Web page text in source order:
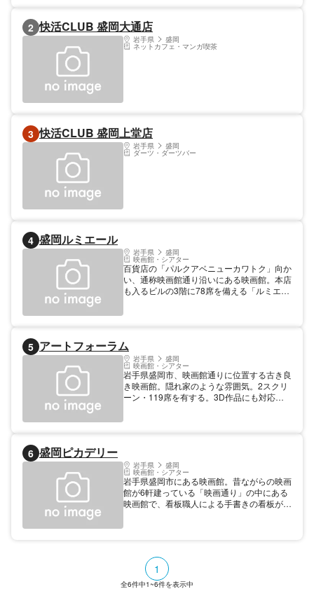
2 快活CLUB 盛岡大通店
岩手県 盛岡
ネットカフェ・マンガ喫茶
3 快活CLUB 盛岡上堂店
岩手県 盛岡
ダーツ・ダーツバー
4 盛岡ルミエール
岩手県 盛岡
映画館・シアター
百貨店の「パルクアベニューカワトク」向か
い、通称映画館通り沿いにある映画館。本店
も入るビルの3階に78席を備える「ルミエー
ー」は姉妹館に当たる。
5 アートフォーラム
岩手県 盛岡
映画館・シアター
岩手県盛岡市、映画館通りに位置する古き良
き映画館。隠れ家のような雰囲気。2スクリ
ーン・119席を有する。3D作品にも対応し
6 盛岡ピカデリー
岩手県 盛岡
映画館・シアター
岩手県盛岡市にある映画館。昔ながらの映画
館が6軒建っている「映画通り」の中にある
映画館で、看板職人による手書きの看板が掲
1
全6件中1~6件を表示中